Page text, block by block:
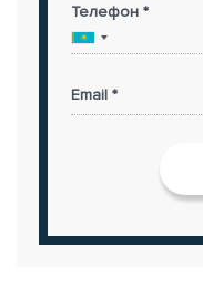
Телефон *
Email *